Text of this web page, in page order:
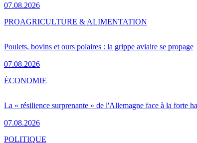
07.08.2026
Poulets, bovins et ours polaires : la grippe aviaire se propage
07.08.2026
PROAGRICULTURE & ALIMENTATION
La « résilience surprenante » de l'Allemagne face à la forte
07.08.2026
ÉCONOMIE
POLITIQUE